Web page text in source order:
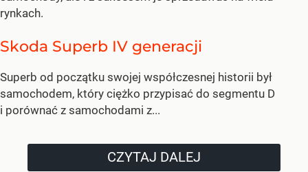
rynkach.
Skoda Superb IV generacji
Superb od początku swojej współczesnej historii był
samochodem, który ciężko przypisać do segmentu D
i porównać z samochodami z...
CZYTAJ DALEJ